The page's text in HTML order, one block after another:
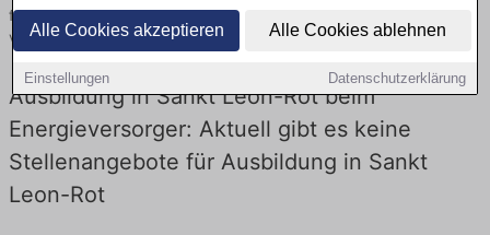
Alle Cookies akzeptieren Alle Cookies ablehnen
Einstellungen Datenschutzerklärung
finden Sie von namhaften Firmen. Entdecken Sie freie Optionen
von Top-Arbeitgebern und bewerben Sie sich noch heute.
Ausbildung in Sankt Leon-Rot beim
Energieversorger: Aktuell gibt es keine
Stellenangebote für Ausbildung in Sankt
Leon-Rot